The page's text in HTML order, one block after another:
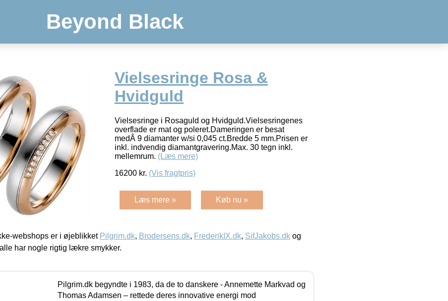
Beyond Black
Vielsesringe Rosa &
Hvidguld
Vielsesringe i Rosaguld og Hvidguld.Vielsesringenes
overflade er mat og poleret.Dameringen er besat
medÂ 9 diamanter w/si 0,045 ct.Bredde 5 mm.Prisen er
inkl. indvendig diamantgravering.Max. 30 tegn inkl.
mellemrum. (Læs mere)
16200 kr. (Vis fragtpris)
Læs mere » Køb nu »
webshops er i øjeblikket Pilgrim.dk, Brodersens.dk, FrederikIX.dk, SifJakobs.dk og
har nogle rigtig lækre smykker.
Pilgrim.dk begyndte i 1983, da de to danskere - Annemette Markvad og
Thomas Adamsen – rettede deres innovative energi mod